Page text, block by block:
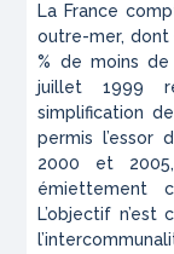
La France
outre-mer, dont
% de moins
juillet 1999
simplification
permis l’essor
2000 et
émiettement
L’objectif